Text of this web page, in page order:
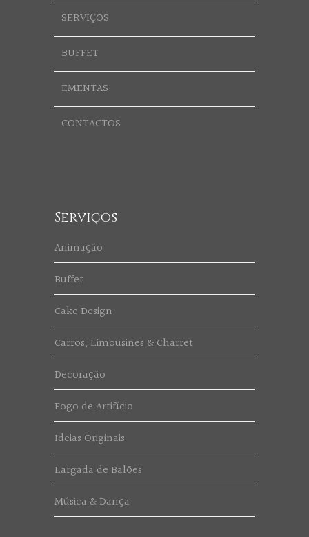
SERVIÇOS
BUFFET
EMENTAS
CONTACTOS
Serviços
Animação
Buffet
Cake Design
Carros, Limousines & Charret
Decoração
Fogo de Artifício
Ideias Originais
Largada de Balões
Música & Dança